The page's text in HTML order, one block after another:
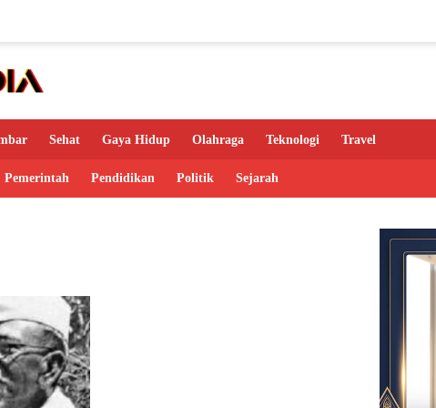
Sehat Gaya Hidup Olahraga Teknologi Travel
Pemerintah Pendidikan Politik Sejarah